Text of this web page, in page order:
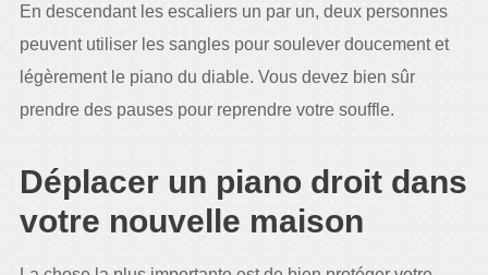
En descendant les escaliers un par un, deux personnes
peuvent utiliser les sangles pour soulever doucement et
légèrement le piano du diable. Vous devez bien sûr
prendre des pauses pour reprendre votre souffle.
Déplacer un piano droit dans
votre nouvelle maison